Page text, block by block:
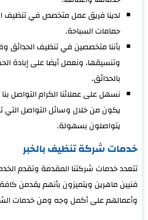
لدينا فريق عمل متخصص في تنظيف
حمامات السباحة.
بأننا متخصصين في تنظيف الحدائق
وتنسيقها، ونعمل أيضا على إبادة
بالحدائق.
نسهل على عملائنا الكرام التواصل
يكون من خلال وسائل التواصل التي
يتواصلون بسهولة.
خدمات شركة تنظيف بالخبر
تتعدد خدمات شركتنا المقدمة وتقدم
فنيين ماهرين ويتميزون بأنهم يقدمن
وأعمالهم على أكمل وجه ومن خدمات